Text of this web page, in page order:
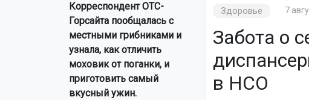
Корреспондент ОТС-
Горсайта пообщалась с
местными грибниками и
узнала, как отличить
моховик от поганки, и
приготовить самый
вкусный ужин.
Здоровье 7
Забота о
в НСО